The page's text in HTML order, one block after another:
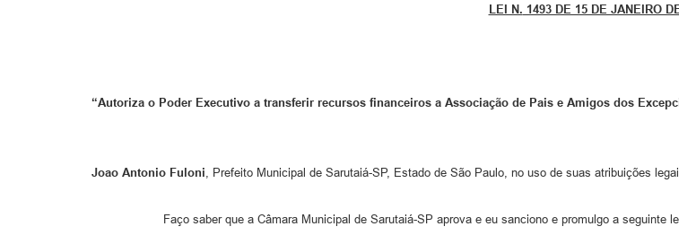
LEI N. 1493 DE 15 DE JANEIRO
“Autoriza o Poder Executivo a transferir recursos financeiros a Associação de Pais e Amigos dos
Joao Antonio Fuloni, Prefeito Municipal de Sarutaiá-SP, Estado de São Paulo, no uso de suas atribuições
Faço saber que a Câmara Municipal de Sarutaiá-SP aprova e eu sanciono e promulgo a seguinte